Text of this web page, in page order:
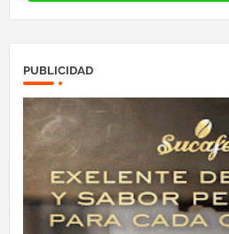
PUBLICIDAD